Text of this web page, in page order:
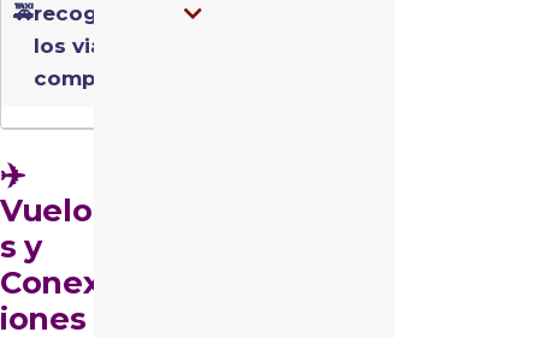
🚕recogida de
los viajes
compartidos?
✈️
Vuelo
s y
Conex
iones